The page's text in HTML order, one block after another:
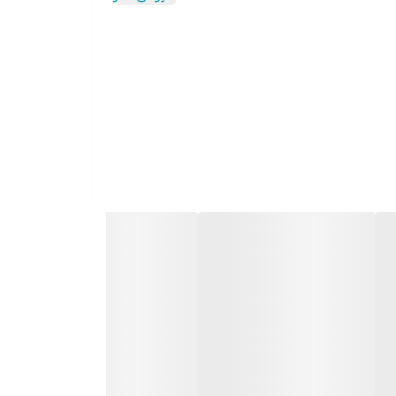
را منتقل نمایید. __________________ چرا "